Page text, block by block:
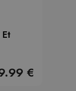
€